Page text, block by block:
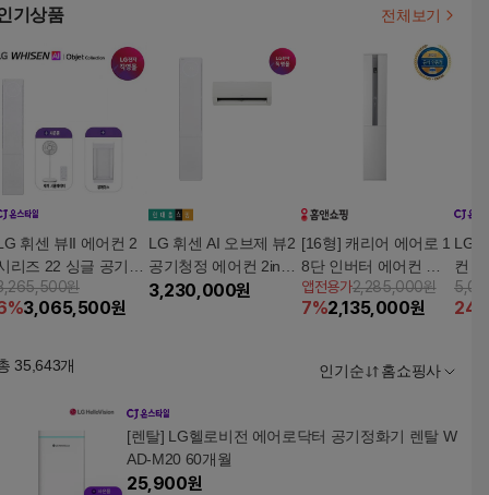
기상품 전체보기
휘센 뷰II 에어컨 2
리즈 22 싱글 공기청
FQ22GU2EU1
원
%3,065,500원
LG 휘센 AI 오브제 뷰2
공기청정 에어컨 2in1
[FQ18GU2EK2]
3,230,000원
[16형] 캐리어 에어로 1
8단 인버터 에어컨 스
탠드형 (TMC16VP1S
A)
앱전용가2,285,000원
7%2,135,000원
LG
컨 6
등급
24
35,643개 인기순 홈쇼핑사
[렌탈] LG헬로비전 에어로닥터 공기정화기 렌탈 W
AD-M20 60개월
25,900원